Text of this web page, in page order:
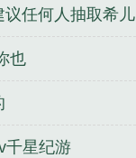
任何人抽取希儿
也
千星纪游